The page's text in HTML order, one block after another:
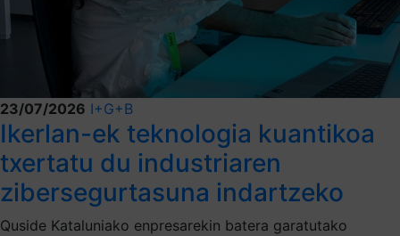
23/07/2026 I+G+B
Ikerlan-ek teknologia kuantikoa
txertatu du industriaren
zibersegurtasuna indartzeko
Quside Kataluniako enpresarekin batera garatutako